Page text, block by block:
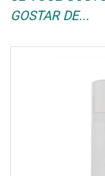
GOSTAR DE...